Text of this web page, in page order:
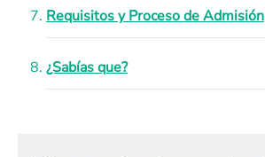
Requisitos y Proceso de Admisión
¿Sabías que?